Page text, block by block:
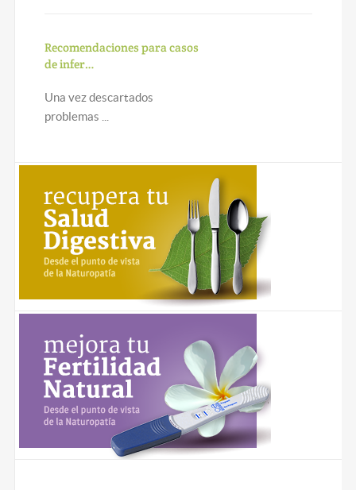
Recomendaciones para casos
de infer…
Una vez descartados
problemas ...